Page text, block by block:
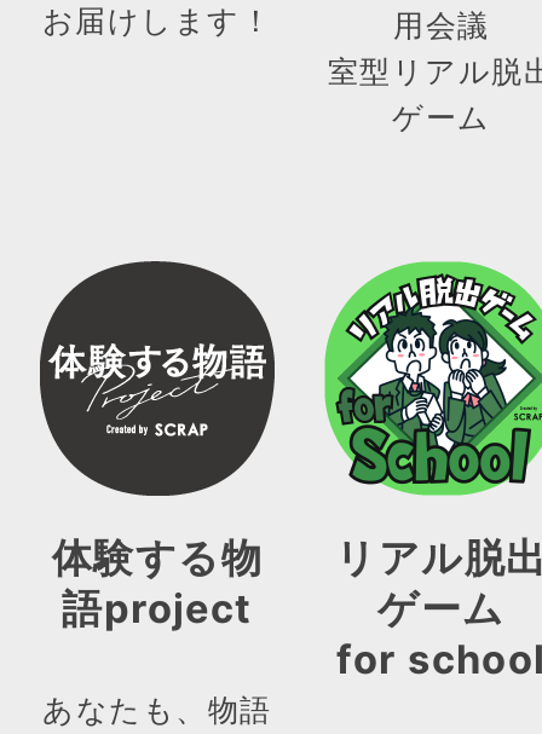
お届けします！
用会議
室型リアル脱
ゲーム
体験する物
語project
あなたも、物語
リアル脱
ゲーム
for